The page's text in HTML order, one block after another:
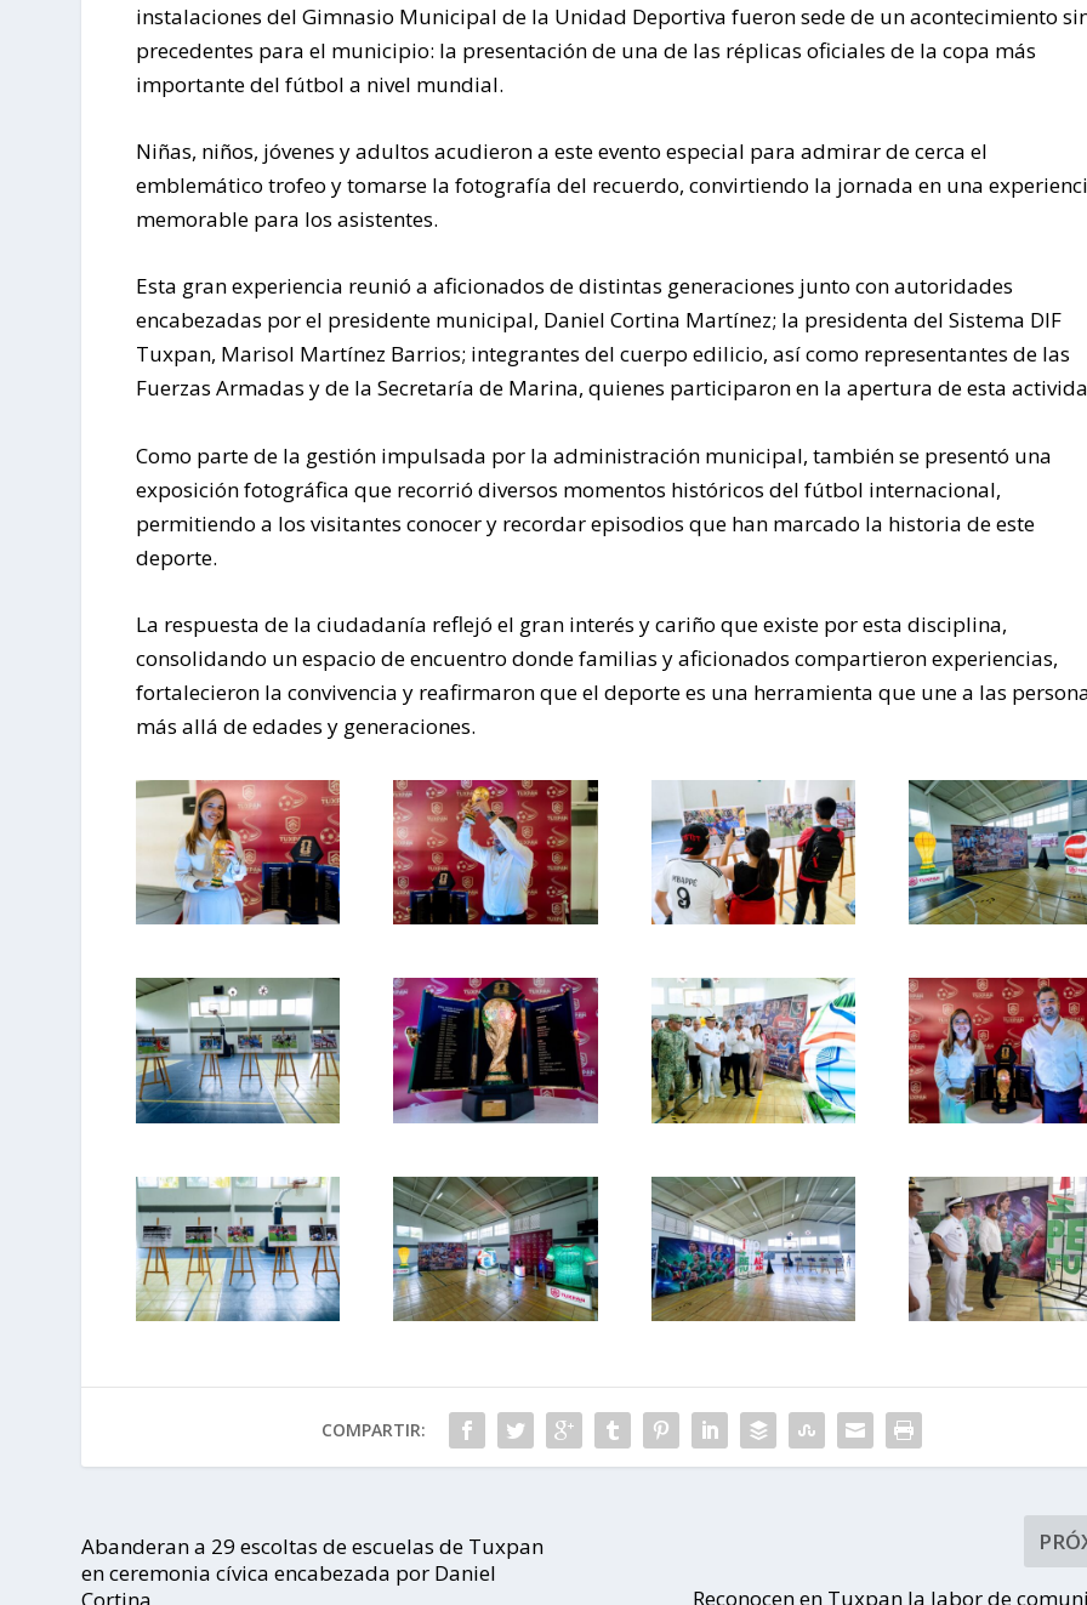
instalaciones del Gimnasio Municipal de la Unidad Deportiva fueron sede de un acontecimiento
precedentes para el municipio: la presentación de una de las réplicas oficiales de la copa más
importante del fútbol a nivel mundial.
Niñas, niños, jóvenes y adultos acudieron a este evento especial para admirar de cerca el
emblemático trofeo y tomarse la fotografía del recuerdo, convirtiendo la jornada en una
memorable para los asistentes.
Esta gran experiencia reunió a aficionados de distintas generaciones junto con autoridades
encabezadas por el presidente municipal, Daniel Cortina Martínez; la presidenta del Sistema DIF
Tuxpan, Marisol Martínez Barrios; integrantes del cuerpo edilicio, así como representantes de las
Fuerzas Armadas y de la Secretaría de Marina, quienes participaron en la apertura de esta
Como parte de la gestión impulsada por la administración municipal, también se presentó una
exposición fotográfica que recorrió diversos momentos históricos del fútbol internacional,
permitiendo a los visitantes conocer y recordar episodios que han marcado la historia de este
deporte.
La respuesta de la ciudadanía reflejó el gran interés y cariño que existe por esta disciplina,
consolidando un espacio de encuentro donde familias y aficionados compartieron experiencias,
fortalecieron la convivencia y reafirmaron que el deporte es una herramienta que une a las
más allá de edades y generaciones.
COMPARTIR:
Abanderan a 29 escoltas de escuelas de Tuxpan
en ceremonia cívica encabezada por Daniel
Reconocen en Tuxpan la labor de